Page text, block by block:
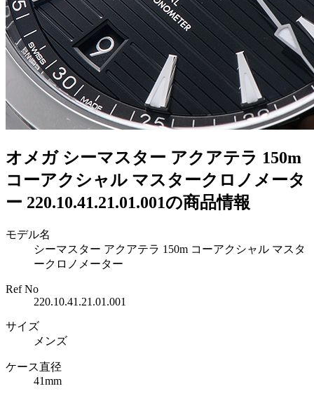
オメガ シーマスター アクアテラ 150m
コーアクシャル マスタークロノメータ
ー 220.10.41.21.01.001の商品情報
モデル名
シーマスター アクアテラ 150m コーアクシャル マスタ
ークロノメーター
Ref No
220.10.41.21.01.001
サイズ
メンズ
ケース直径
41mm